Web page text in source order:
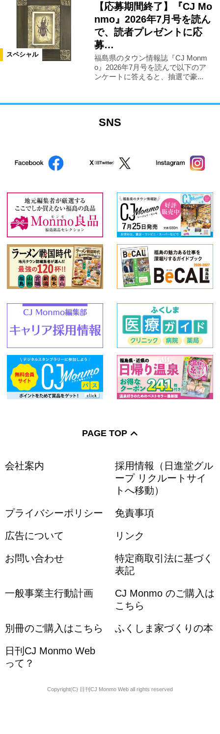
スペシャル
【応募期間終了】『CJ Mo
nmo』2026年7月号を読ん
で、読者プレゼントに応
募…
福島県のタウン情報誌『CJ Monm
o』2026年7月号を読んで以下のア
ンケートに答えると、抽選で豪...
SNS
PAGE TOP
会社案内
採用情報（日進堂グル
ープ リクルートサイ
トへ移動）
プライバシーポリシー 免責事項
広告について リンク
お問い合わせ
特定商取引法に基づく
表記
一般事業主行動計画
CJ Monmo のご購入は
こちら
別冊のご購入はこちら ふくしま家づくりの本
日刊CJ Monmo Web
って？
Copyright(C) 日刊CJ Monmo Web all rights reserved